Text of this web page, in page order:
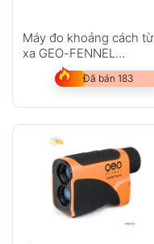
Máy đo khoảng cách từ
xa GEO-FENNEL
GeoDist 40
Đã bán 183